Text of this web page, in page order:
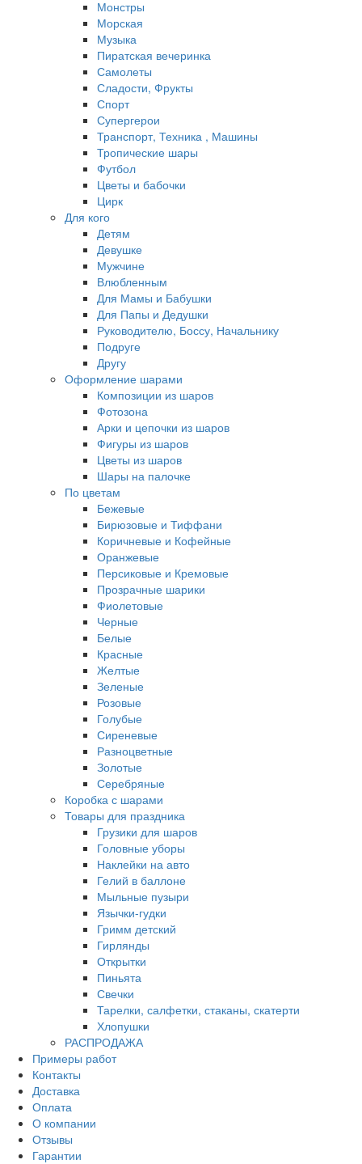
Монстры
Морская
Музыка
Пиратская вечеринка
Самолеты
Сладости, Фрукты
Спорт
Супергерои
Транспорт, Техника , Машины
Тропические шары
Футбол
Цветы и бабочки
Цирк
Для кого
Детям
Девушке
Мужчине
Влюбленным
Для Мамы и Бабушки
Для Папы и Дедушки
Руководителю, Боссу, Начальнику
Подруге
Другу
Оформление шарами
Композиции из шаров
Фотозона
Арки и цепочки из шаров
Фигуры из шаров
Цветы из шаров
Шары на палочке
По цветам
Бежевые
Бирюзовые и Тиффани
Коричневые и Кофейные
Оранжевые
Персиковые и Кремовые
Прозрачные шарики
Фиолетовые
Черные
Белые
Красные
Желтые
Зеленые
Розовые
Голубые
Сиреневые
Разноцветные
Золотые
Серебряные
Коробка с шарами
Товары для праздника
Грузики для шаров
Головные уборы
Наклейки на авто
Гелий в баллоне
Мыльные пузыри
Язычки-гудки
Гримм детский
Гирлянды
Открытки
Пиньята
Свечки
Тарелки, салфетки, стаканы, скатерти
Хлопушки
РАСПРОДАЖА
Примеры работ
Контакты
Доставка
Оплата
О компании
Отзывы
Гарантии